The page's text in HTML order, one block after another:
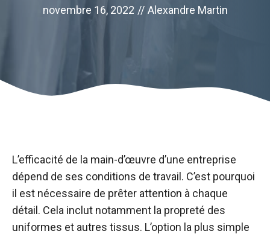
novembre 16, 2022 // Alexandre Martin
L’efficacité de la main-d’œuvre d’une entreprise
dépend de ses conditions de travail. C’est pourquoi
il est nécessaire de prêter attention à chaque
détail. Cela inclut notamment la propreté des
uniformes et autres tissus. L’option la plus simple